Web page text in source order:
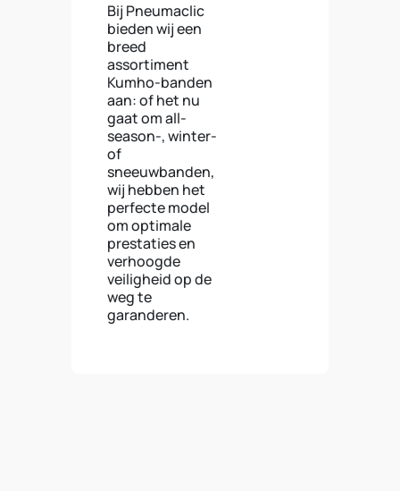
Bij Pneumaclic
bieden wij een
breed
assortiment
Kumho-banden
aan: of het nu
gaat om all-
season-, winter-
of
sneeuwbanden,
wij hebben het
perfecte model
om optimale
prestaties en
verhoogde
veiligheid op de
weg te
garanderen.